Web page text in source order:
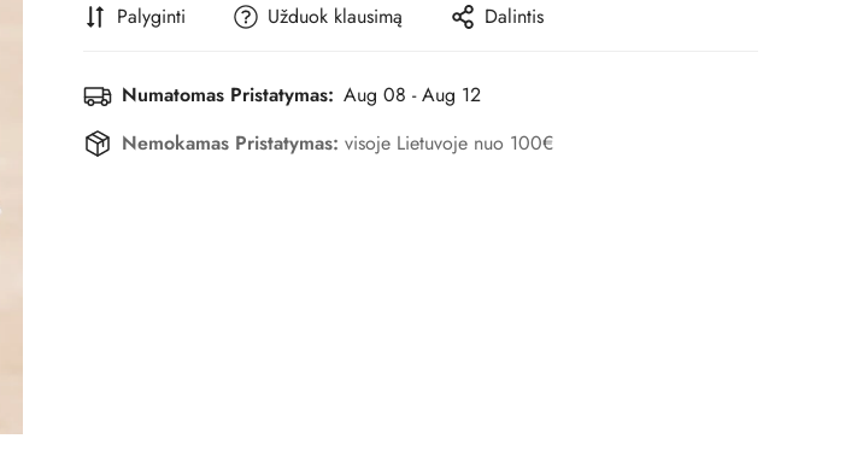
Palyginti Užduok klausimą Dalintis
Numatomas Pristatymas: Aug 08 - Aug 12
Nemokamas Pristatymas: visoje Lietuvoje nuo 100€